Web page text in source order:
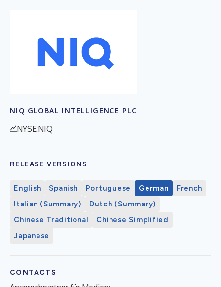
NIQ GLOBAL INTELLIGENCE PLC
NYSE:NIQ
RELEASE VERSIONS
English Spanish Portuguese German
French
Italian (Summary)
Dutch (Summary)
Chinese Traditional
Chinese Simplified
Japanese
CONTACTS